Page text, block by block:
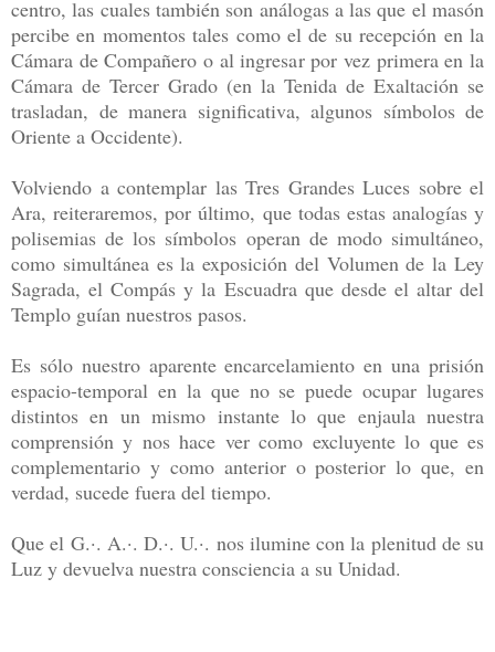
centro, las cuales también son análogas a las que el masón
percibe en momentos tales como el de su recepción en la
Cámara de Compañero o al ingresar por vez primera en la
Cámara de Tercer Grado (en la Tenida de Exaltación se
trasladan, de manera significativa, algunos símbolos de
Oriente a Occidente).
Volviendo a contemplar las Tres Grandes Luces sobre el
Ara, reiteraremos, por último, que todas estas analogías y
polisemias de los símbolos operan de modo simultáneo,
como simultánea es la exposición del Volumen de la Ley
Sagrada, el Compás y la Escuadra que desde el altar del
Templo guían nuestros pasos.
Es sólo nuestro aparente encarcelamiento en una prisión
espacio-temporal en la que no se puede ocupar lugares
distintos en un mismo instante lo que enjaula nuestra
comprensión y nos hace ver como excluyente lo que es
complementario y como anterior o posterior lo que, en
verdad, sucede fuera del tiempo.
Que el G.·. A.·. D.·. U.·. nos ilumine con la plenitud de su
Luz y devuelva nuestra consciencia a su Unidad.